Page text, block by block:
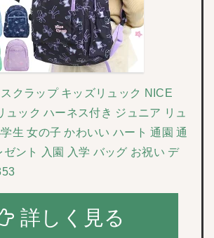
クラップ キッズリュック NICE
ュック ハーネス付き ジュニア リュ
生 女の子 かわいい ハート 通園 通
ゼント 入園 入学 バッグ お祝い デ
詳しく見る